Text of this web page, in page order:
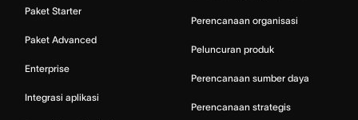
Paket Starter
Paket Advanced
Enterprise
Integrasi aplikasi
Perencanaan organisasi
Peluncuran produk
Perencanaan sumber daya
Perencanaan strategis